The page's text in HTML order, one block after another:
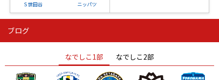
Ｓ世田谷 ニッパツ
ニッパツ
ニッパツ 名古屋
石人の星
静岡 愛媛Ｌ
ブログ
なでしこ1部 なでしこ2部